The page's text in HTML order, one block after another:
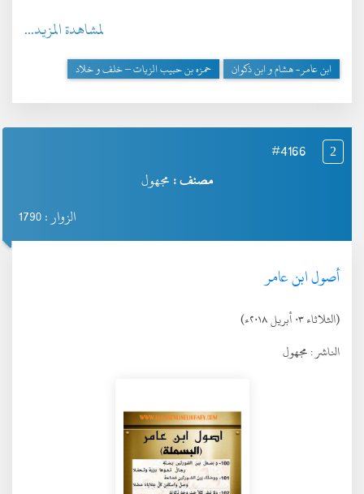
لمشاهدة المزيد...
ابن عامر- هشام و ابن ذكوان حمزه بن حبيب الزيات – خلف و خلاد
2
#4166
مصنف : مجهول
الزوار : 1790
أصول ابن عامر
(الثلاثاء ٠٣ أبريل ٢٠١٨ء)
الناشر :مجهول